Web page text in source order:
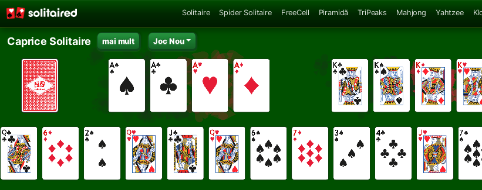
Solitaire Spider Solitaire FreeCell Piramidă TriPeaks Mahjong Yahtzee
Caprice Solitaire mai mult Joc Nou